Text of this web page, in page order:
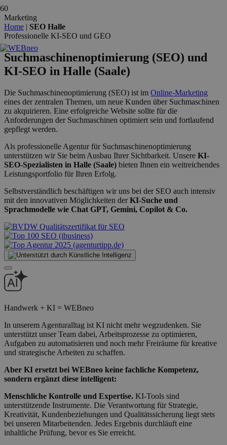
Marketing
Home | SEO Halle
Professionelle KI-SEO und GEO
Suchmaschinenoptimierung (SEO) und
KI-SEO in Halle (Saale)
Die Suchmaschinenoptimierung (SEO) ist im Online-Marketing
eines der zentralen Themen, um neue Kunden über Suchmaschinen
zu akquirieren. Eine erfolgreiche Website sollte für die
Anforderungen der Suchmaschinen optimiert sein und fortlaufend
gepflegt werden.
Als professionelle Agentur für Suchmaschinenoptimierung
unterstützen wir Sie beim Ausbau Ihrer Sichtbarkeit. Unsere KI-
SEO-Spezialisten in Halle (Saale) bieten Ihnen ein weitreichendes
Leistungsportfolio für Ihren Erfolg.
Selbstverständlich beschäftigen wir uns bei der SEO auch intensiv
mit den innovativen Möglichkeiten derKI-Suche und
Sprachmodelle wie Chat GPT, Gemini, Copilot & Co.
Handwerk + KI = WEBneo
In unserem Agenturalltag ist KI nicht mehr wegzudenken. Sie
unterstützt unser Team dabei, Arbeitsprozesse zu optimieren,
Aufgaben zu automatisieren und noch mehr Freiräume für kreative
und strategische Arbeiten zu schaffen.
Aber KI ersetzt bei WEBneo keine fachliche Kompetenz,
sondern ergänzt diese intelligent:
Menschliche Kontrolle und Expertise. KI-Tools sind
unterstützende Instrumente. Die Verantwortung für Strategie,
Kreativität, Kundenbeziehungen und Qualitätssicherung liegt stets
bei unseren Mitarbeitenden. Jedes Ergebnis durchläuft eine
inhaltliche Prüfung, bevor es Sie erreicht.